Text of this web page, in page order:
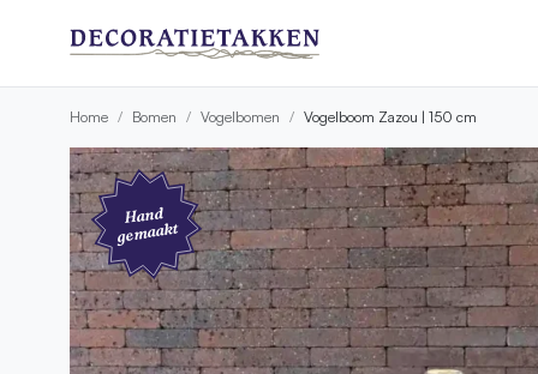
Home Bomen Vogelbomen Vogelboom Zazou | 150 cm
Hand
gemaakt